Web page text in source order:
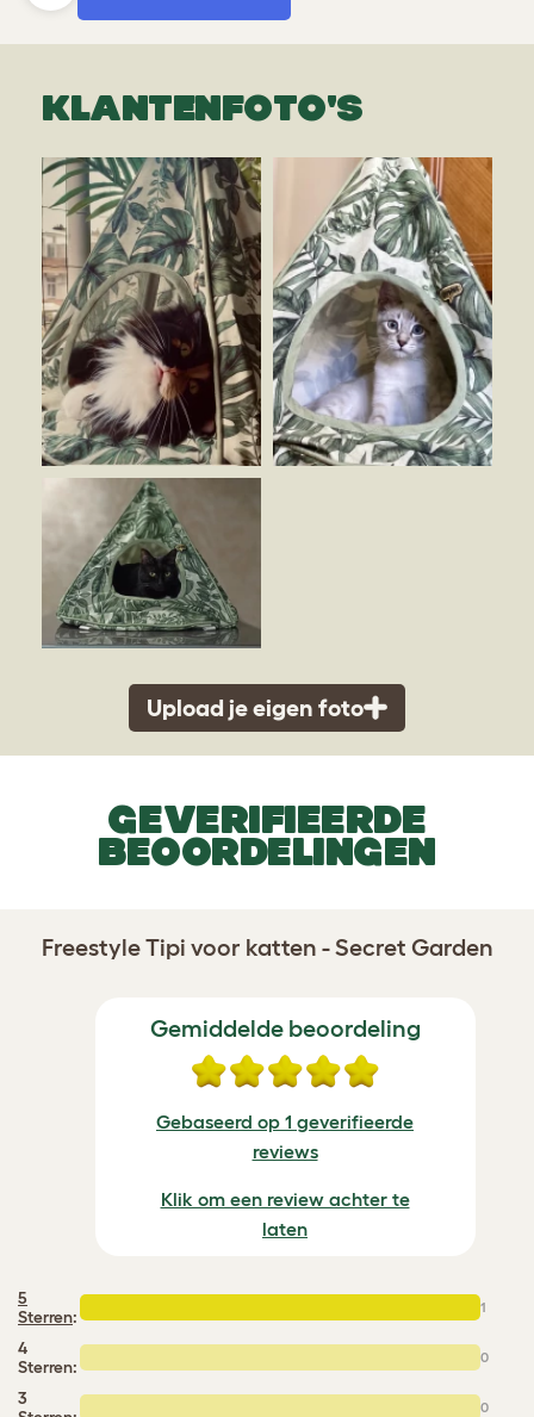
KLANTENFOTO'S
Upload je eigen foto
GEVERIFIEERDE
BEOORDELINGEN
Freestyle Tipi voor katten - Secret Garden
Gemiddelde beoordeling
Gebaseerd op 1 geverifieerde
reviews
Klik om een review achter te
laten
5
Sterren: 1
4
Sterren:
0
3
0